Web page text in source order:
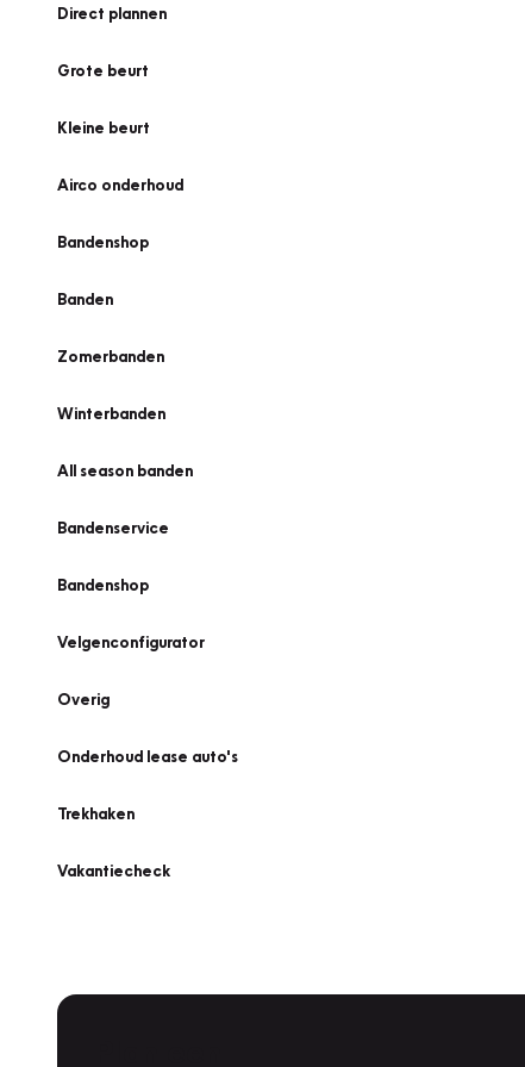
Direct plannen
Grote beurt
Kleine beurt
Airco onderhoud
Bandenshop
Banden
Zomerbanden
Winterbanden
All season banden
Bandenservice
Bandenshop
Velgenconfigurator
Overig
Onderhoud lease auto's
Trekhaken
Vakantiecheck